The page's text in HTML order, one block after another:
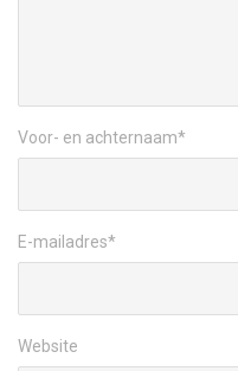
Voor- en achternaam*
E-mailadres*
Website